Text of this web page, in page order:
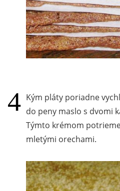
Kým pláty poriadne
do peny maslo s dvomi
Týmto krémom
mletými orechami.